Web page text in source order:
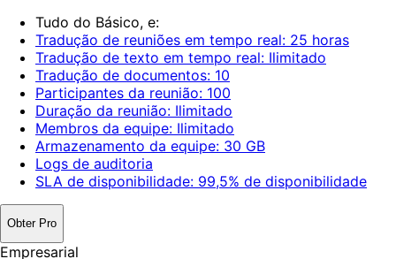
Tudo do Básico, e:
Tradução de reuniões em tempo real: 25 horas
Tradução de texto em tempo real: Ilimitado
Tradução de documentos: 10
Participantes da reunião: 100
Duração da reunião: Ilimitado
Membros da equipe: Ilimitado
Armazenamento da equipe: 30 GB
Logs de auditoria
SLA de disponibilidade: 99,5% de disponibilidade
Obter Pro
Empresarial